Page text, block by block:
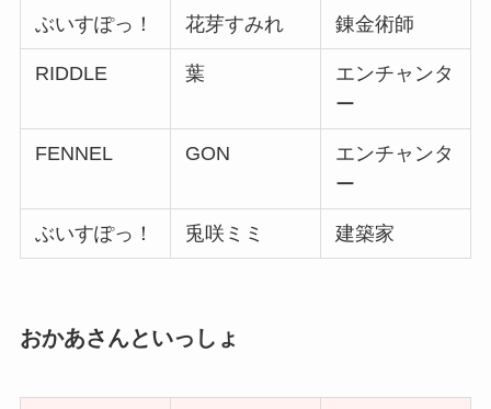
ぶいすぽっ！ 花芽すみれ 錬金術師
RIDDLE 葉
エンチャンタ
ー
FENNEL GON
エンチャンタ
ー
ぶいすぽっ！ 兎咲ミミ 建築家
おかあさんといっしょ